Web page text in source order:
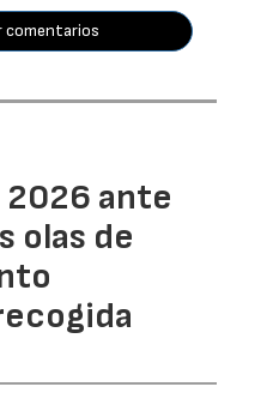
comentarios
2026 ante
olas de